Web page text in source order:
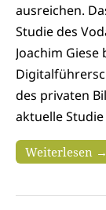
ausreichen.
Studie des
Joachim
des privaten
aktuelle
Weiterlesen →